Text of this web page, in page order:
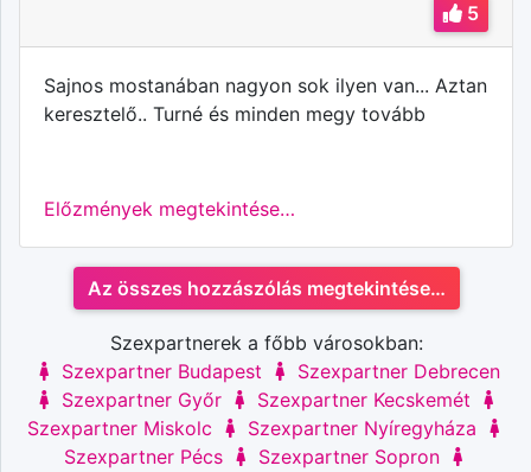
5
Sajnos mostanában nagyon sok ilyen van... Aztan
keresztelő.. Turné és minden megy tovább
Előzmények megtekintése…
Az összes hozzászólás megtekintése…
Szexpartnerek a főbb városokban:
Szexpartner Budapest
Szexpartner Debrecen
Szexpartner Győr
Szexpartner Kecskemét
Szexpartner Miskolc
Szexpartner Nyíregyháza
Szexpartner Pécs
Szexpartner Sopron